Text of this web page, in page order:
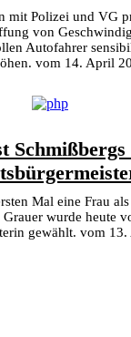
mit Polizei und VG
von
Autofahrer
vom 14. April
Schmißbergs
Mal eine Frau als
wurde heute
gewählt. vom